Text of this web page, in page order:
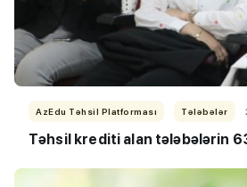
AzEdu Təhsil Platforması Tələbələr
Təhsil krediti alan tələbələrin